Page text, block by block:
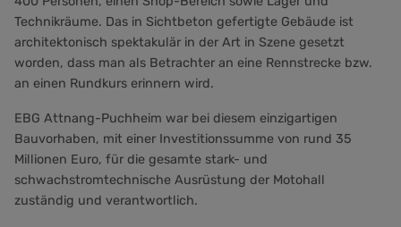
Technikräume. Das in Sichtbeton gefertigte Gebäude ist
architektonisch spektakulär in der Art in Szene gesetzt
worden, dass man als Betrachter an eine Rennstrecke bzw.
an einen Rundkurs erinnern wird.
EBG Attnang-Puchheim war bei diesem einzigartigen
Bauvorhaben, mit einer Investitionssumme von rund 35
Millionen Euro, für die gesamte stark- und
schwachstromtechnische Ausrüstung der Motohall
zuständig und verantwortlich.